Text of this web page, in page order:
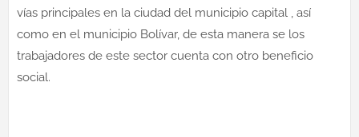
vías principales en la ciudad del municipio capital , así
como en el municipio Bolívar, de esta manera se los
trabajadores de este sector cuenta con otro beneficio
social.